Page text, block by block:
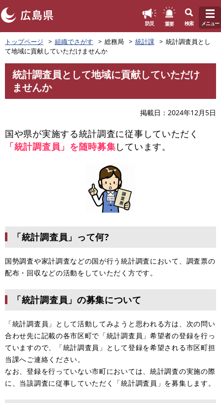
ペ
ー
の
で
防災 重要 検索 メニュー
トップページ 組織でさがす 総務局 統計課
統計調査員とし
て地域に貢献していただけませんか
統計調査員として地域に貢献していただけ
ませんか
掲載日 2024年12月5日
国や県が実施する統計調査に従事していただく
「統計調査員」を随時募集しています。
「統計調査員」って何?
国勢調査や家計調査などの国が行う統計調査において、調査票の
配布・回収などの活動をしていただく方です。
「統計調査員」の募集について
「統計調査員」として活動してみようと思われる方は、次の問い
合わせ先に記載の各市区町で「統計調査員」希望者の登録を行っ
ていますので、「統計調査員」として登録を希望される市区町担
当課へご連絡ください。
なお、登録を行っていない市町においては、統計調査の実施の際
に、当該調査に従事していただく「統計調査員」を募集します。